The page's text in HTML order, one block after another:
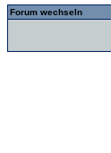
Forum wechseln